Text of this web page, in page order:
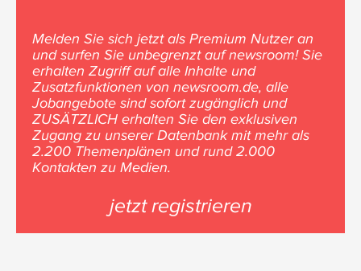
Melden Sie sich jetzt als Premium Nutzer an
und surfen Sie unbegrenzt auf newsroom! Sie
erhalten Zugriff auf alle Inhalte und
Zusatzfunktionen von newsroom.de, alle
Jobangebote sind sofort zugänglich und
ZUSÄTZLICH erhalten Sie den exklusiven
Zugang zu unserer Datenbank mit mehr als
2.200 Themenplänen und rund 2.000
Kontakten zu Medien.
jetzt registrieren